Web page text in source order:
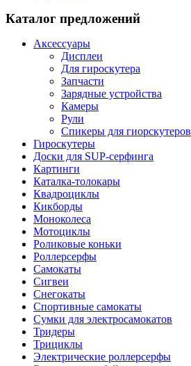
Каталог предложений
Аксессуары
Дисплеи
Для гироскутера
Запчасти
Зарядные устройства
Камеры
Рули
Спикеры для гиорскутеров
Гироскутеры
Доски для SUP-серфинга
Картинги
Каталка-толокары
Квадроциклы
Кикборды
Моноколеса
Мотоциклы
Роликовые коньки
Роллерсерфы
Самокаты
Сигвеи
Снегокаты
Спортивные самокаты
Сумки для электросамокатов
Тридеры
Трициклы
Электрические роллерсерфы